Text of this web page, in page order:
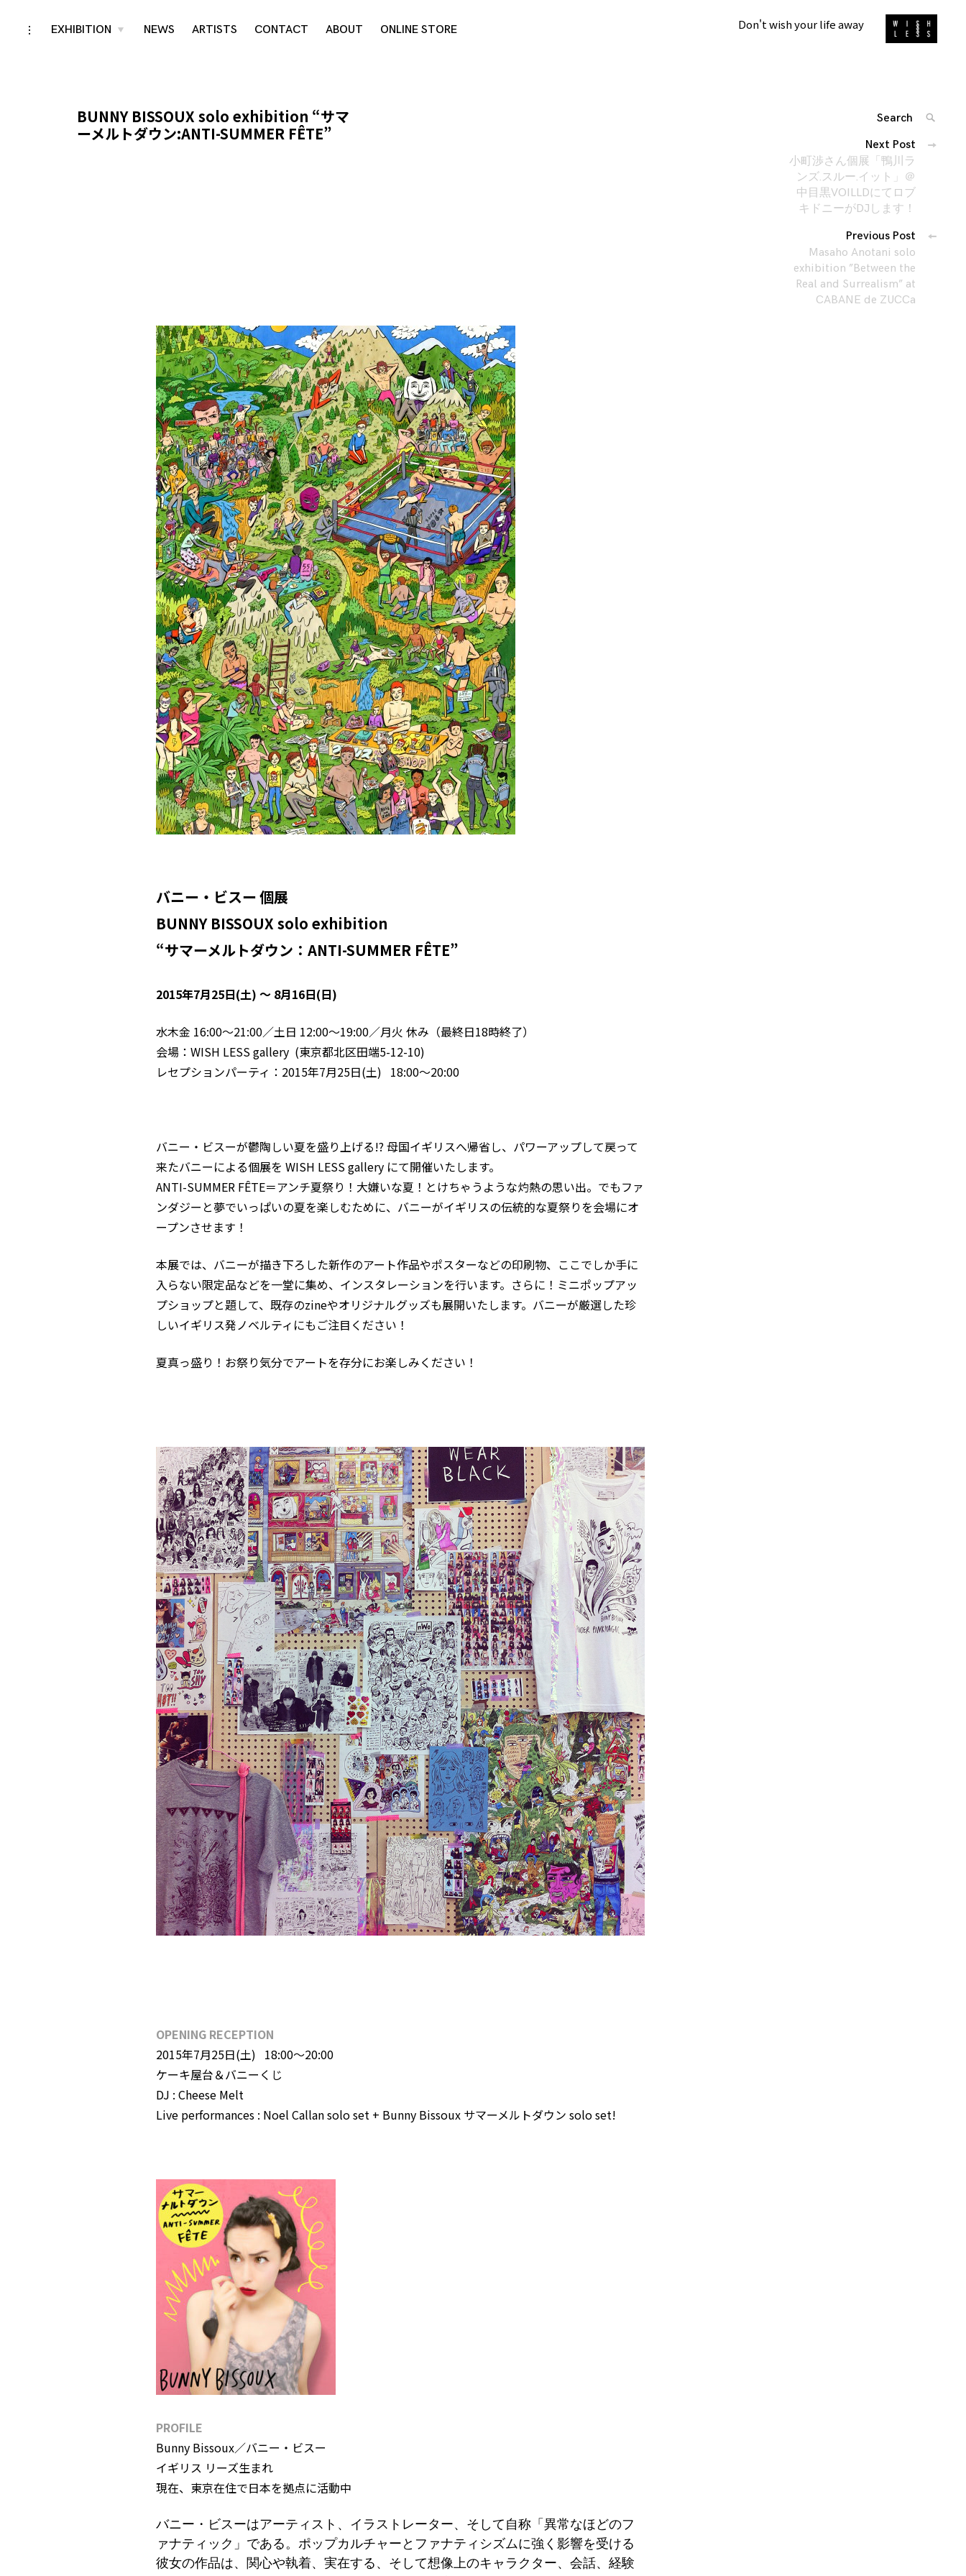
Skip
Don't wish your life away
toggleEXHIBITION
toggle
NEWS ARTISTS CONTACT ABOUT ONLINE STORE
BUNNY BISSOUX solo exhibition “サマ
ーメルトダウン:ANTI-SUMMER FÊTE”
バニー・ビスー個展
BUNNY BISSOUX solo exhibition
“サマーメルトダウン： ANTI-SUMMER FÊTE”
2015年7月25日(土) 〜 8月16日(日)
水木金 16:00〜21:00／土日 12:00〜19:00／月火 休み（最終日18時終了）
会場：WISH LESS gallery (東京都北区田端5-12-10)
レセプションパーティ：2015年7月25日(土) 18:00〜20:00
バニー・ビスーが鬱陶しい夏を盛り上げる!? 母国イギリスへ帰省し、パワーアップして戻って
来たバニーによる個展を WISH LESS gallery にて開催いたします。
ANTI-SUMMER FÊTE＝アンチ夏祭り！大嫌いな夏！とけちゃうような灼熱の思い出。でもファ
ンダジーと夢でいっぱいの夏を楽しむために、バニーがイギリスの伝統的な夏祭りを会場にオ
ープンさせます！
本展では、バニーが描き下ろした新作のアート作品やポスターなどの印刷物、ここでしか手に
入らない限定品などを一堂に集め、インスタレーションを行います。さらに！ミニポップアッ
プショップと題して、既存のzineやオリジナルグッズも展開いたします。バニーが厳選した珍
しいイギリス発ノベルティにもご注目ください！
夏真っ盛り！お祭り気分でアートを存分にお楽しみください！
OPENING RECEPTION
2015年7月25日(土) 18:00〜20:00
ケーキ屋台＆バニーくじ
DJ : Cheese Melt
Live performances : Noel Callan solo set + Bunny Bissoux サマーメルトダウン solo set!
PROFILE
Bunny Bissoux／バニー・ビスー
イギリス リーズ生まれ
現在、東京在住で日本を拠点に活動中
バニー・ビスーはアーティスト、イラストレーター、そして自称「異常なほどのフ
ァナティック」である。ポップカルチャーとファナティシズムに強く影響を受ける
彼女の作品は、関心や執着、実在する、そして想像上のキャラクター、会話、経験
稿
ナ
ビ
ョ
ン
Next Post
小町渉さん個展「鴨川ラ
ンズ.スルー.イット」＠
中目黒VOILLDにてロブ
キドニーがDJします！
Previous Post
Masaho Anotani solo
exhibition ”Between the
Real and Surrealism” at
CABANE de ZUCCa